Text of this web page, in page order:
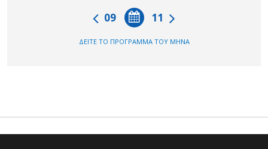
11
09
ΔΕΙΤΕ ΤΟ ΠΡΟΓΡΑΜΜΑ ΤΟΥ ΜΗΝΑ